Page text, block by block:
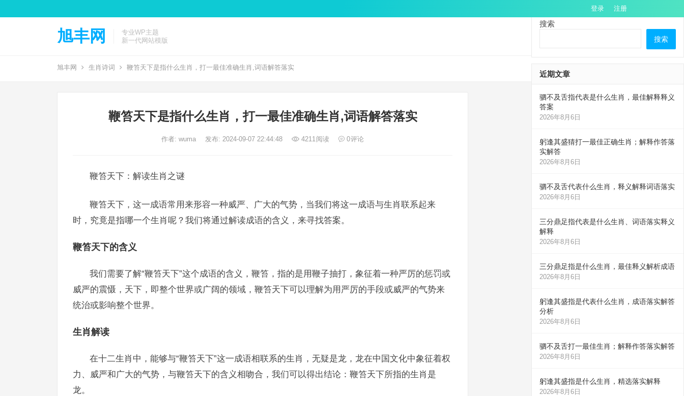
登录 注册
旭丰网
专业WP主题
新一代网站模版
旭丰网 生肖诗词 鞭笞天下是指什么生肖，打一最佳准确生肖,词语解答落实
鞭笞天下是指什么生肖，打一最佳准确生肖,词语解答落实
作者: wuma 发布: 2024-09-07 22:44:48 4211阅读 0评论
鞭笞天下：解读生肖之谜
鞭笞天下，这一成语常用来形容一种威严、广大的气势，当我们将这一成语与生肖联系起来
时，究竟是指哪一个生肖呢？我们将通过解读成语的含义，来寻找答案。
鞭笞天下的含义
我们需要了解“鞭笞天下”这个成语的含义，鞭笞，指的是用鞭子抽打，象征着一种严厉的惩罚或
威严的震慑，天下，即整个世界或广阔的领域，鞭笞天下可以理解为用严厉的手段或威严的气势来
统治或影响整个世界。
生肖解读
在十二生肖中，能够与“鞭笞天下”这一成语相联系的生肖，无疑是龙，龙在中国文化中象征着权
力、威严和广大的气势，与鞭笞天下的含义相吻合，我们可以得出结论：鞭笞天下所指的生肖是
龙。
搜索
搜索
近期文章
驷不及舌指代表是什么生肖，最佳解释释义
答案
2026年8月6日
躬逢其盛猜打一最佳正确生肖；解释作答落
实解答
2026年8月6日
驷不及舌代表什么生肖，释义解释词语落实
2026年8月6日
三分鼎足指代表是什么生肖、词语落实释义
解释
2026年8月6日
三分鼎足指是什么生肖，最佳释义解析成语
2026年8月6日
躬逢其盛指是代表什么生肖，成语落实解答
分析
2026年8月6日
驷不及舌打一最佳生肖；解释作答落实解答
2026年8月6日
躬逢其盛指是什么生肖，精选落实解释
2026年8月6日